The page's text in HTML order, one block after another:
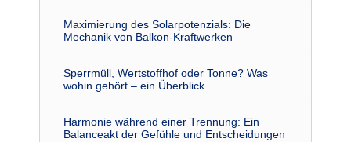
Maximierung des Solarpotenzials: Die
Mechanik von Balkon-Kraftwerken
Sperrmüll, Wertstoffhof oder Tonne? Was
wohin gehört – ein Überblick
Harmonie während einer Trennung: Ein
Balanceakt der Gefühle und Entscheidungen